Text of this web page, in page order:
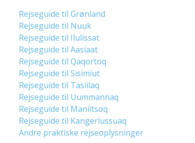
Rejseguide til Grønland
Rejseguide til Nuuk
Rejseguide til Ilulissat
Rejseguide til Aasiaat
Rejseguide til Qaqortoq
Rejseguide til Sisimiut
Rejseguide til Tasiilaq
Rejseguide til Uummannaq
Rejseguide til Maniitsoq
Rejseguide til Kangerlussuaq
Andre praktiske rejseoplysninger